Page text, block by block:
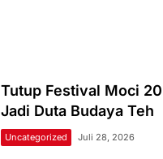
Tutup Festival Moci
Jadi Duta Budaya Teh
Uncategorized Juli 28, 2026